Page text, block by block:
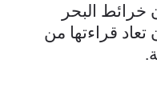
البحر
قراءتها من